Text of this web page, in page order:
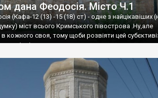
дана Феодосія. Місто Ч.1
(Кафа-12 (13) -15 (18) ст) - одне з найцікавіших
міст всього Кримського півострова .Ну,але
кожного своя, тому щоби розвіяти цей
відвідати це